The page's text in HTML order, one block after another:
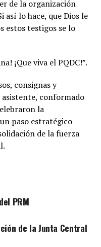
de la organización
así lo hace, que Dios le
estos testigos se lo
¡Que viva el PQDC!”.
consignas y
conformado
la
paso estratégico
de la fuerza
PRM
de la Junta Central